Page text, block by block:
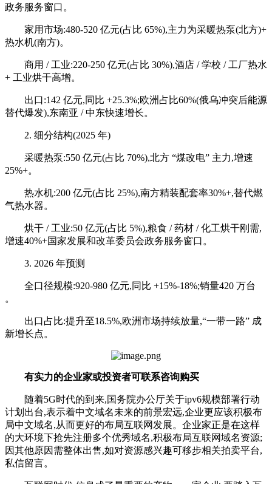
政务服务窗口。
家用市场:480-520 亿元(占比 65%),主力为采暖热泵(北方)+
热水机(南方)。
商用 / 工业:220-250 亿元(占比 30%),酒店 / 学校 / 工厂热水
+ 工业烘干高增。
出口:142 亿元,同比 +25.3%;欧洲占比60%(俄乌冲突后能源
替代爆发),东南亚 / 中东快速增长。
2. 细分结构(2025 年)
采暖热泵:550 亿元(占比 70%),北方 “煤改电” 主力,增速
25%+。
热水机:200 亿元(占比 25%),南方精装配套率30%+,替代燃
气热水器。
烘干 / 工业:50 亿元(占比 5%),粮食 / 药材 / 化工烘干刚需,
增速40%+国家发展和改革委员会政务服务窗口。
3. 2026 年预测
全口径规模:920-980 亿元,同比 +15%-18%;销量420 万台
。
出口占比:提升至18.5%,欧洲市场持续放量,“一带一路” 成
新增长点。
有实力的企业家或投资者可联系咨询购买
随着5G时代的到来,国务院办公厅关于ipv6规模部署行动
计划出台,表示着中文域名未来的前景宏远,企业更应该积极布
局中文域名,从而更好的布局互联网发展。企业家正是在这样
的大环境下抢先注册多个优秀域名,积极布局互联网域名资源;
因其他原因需整体出售,如对资源感兴趣可移步相关拍卖平台,
私信留言。‌